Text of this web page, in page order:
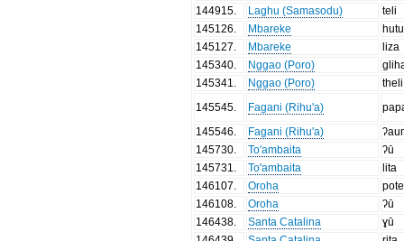
144915
Laghu (Samasodu)
teli
145126
Mbareke
hutu
145127
Mbareke
liza
145340
Nggao (Poro)
145341
Nggao (Poro)
theli
145545
Fagani (Rihu'a)
145546
Fagani (Rihu'a)
145730
To'ambaita
ʔū
145731
To'ambaita
lita
146107
Oroha
pote
146108
Oroha
ʔū
146438
Santa Catalina
ɣū